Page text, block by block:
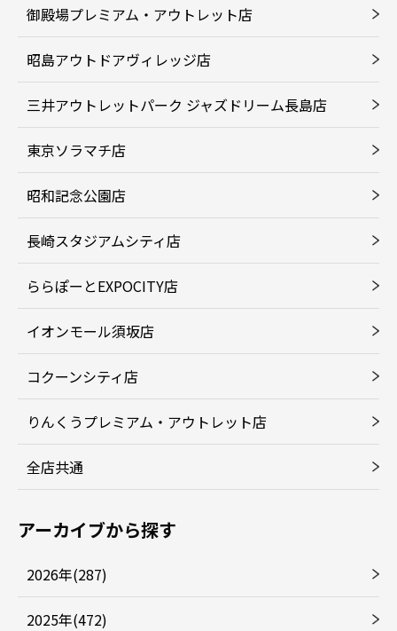
御殿場プレミアム・アウトレット店
昭島アウトドアヴィレッジ店
三井アウトレットパーク ジャズドリーム長島店
東京ソラマチ店
昭和記念公園店
長崎スタジアムシティ店
ららぽーとEXPOCITY店
イオンモール須坂店
コクーンシティ店
りんくうプレミアム・アウトレット店
全店共通
アーカイブから探す
2026年(287)
2025年(472)